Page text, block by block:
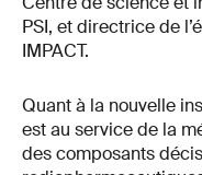
PSI, et directrice de
IMPACT.
Quant à la nouvelle
est au service de la
des composants